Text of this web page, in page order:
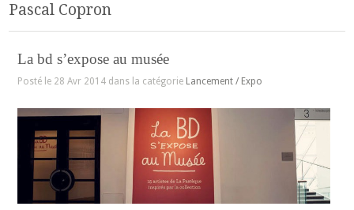
Pascal Copron
La bd s’expose au musée
Posté le 28 Avr 2014 dans la catégorie Lancement / Expo